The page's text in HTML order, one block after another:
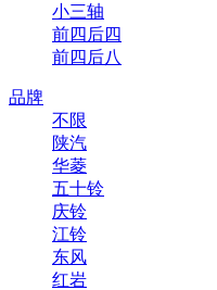
小三轴
前四后四
前四后八
品牌
不限
陕汽
华菱
五十铃
庆铃
江铃
东风
红岩